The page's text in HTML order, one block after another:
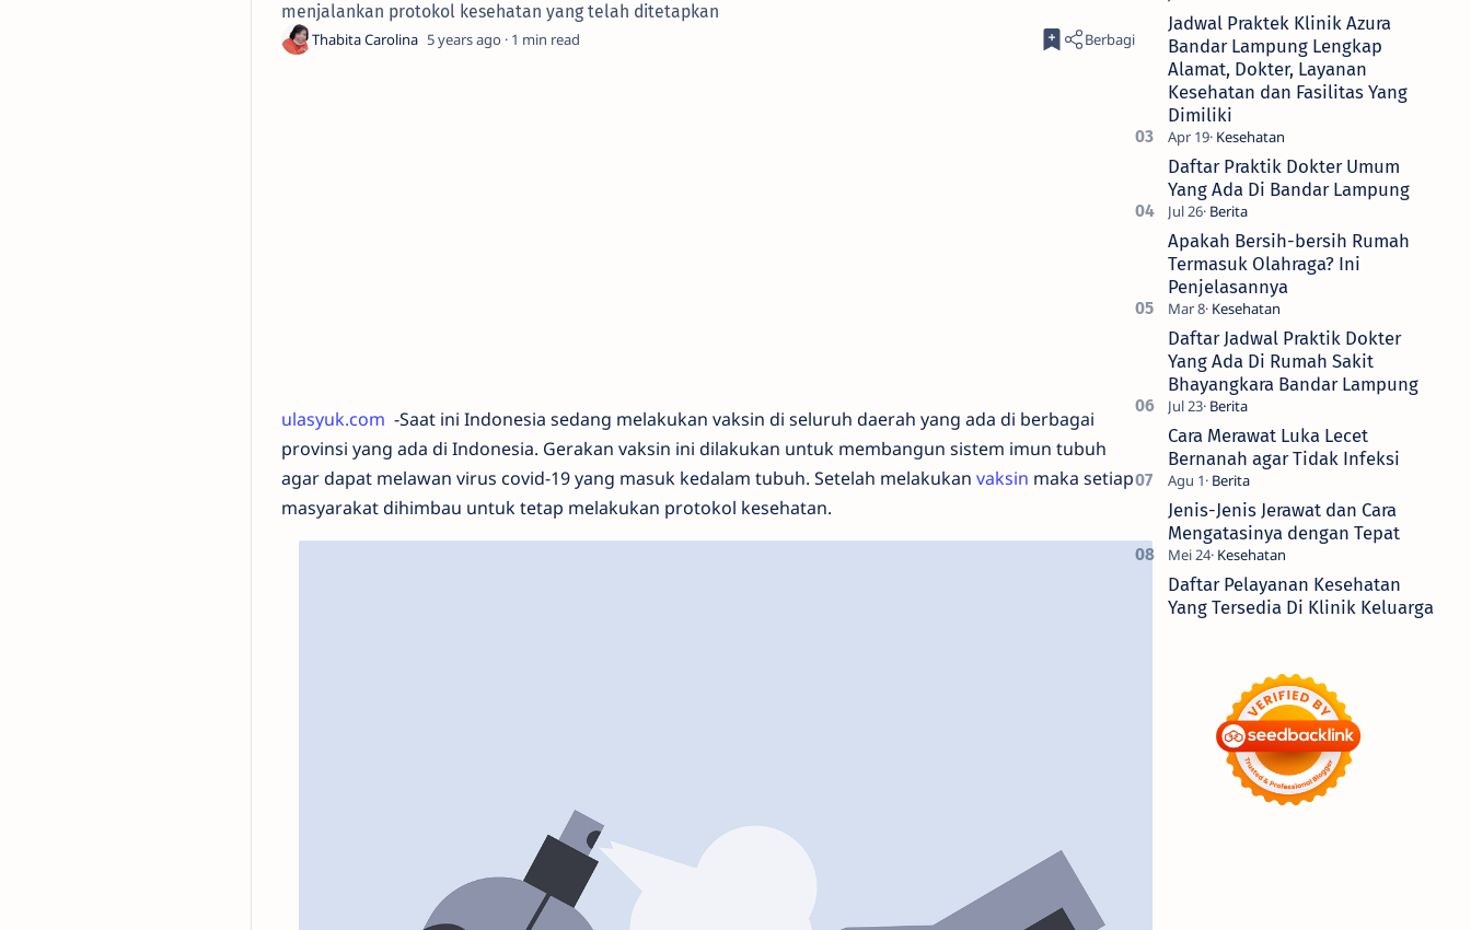
menjalankan protokol kesehatan yang telah ditetapkan
5 years ago 1
ulasyuk.com -Saat ini Indonesia sedang melakukan vaksin di seluruh daerah yang ada di berbagai
provinsi yang ada di Indonesia. Gerakan vaksin ini dilakukan untuk membangun sistem imun tubuh
agar dapat melawan virus covid-19 yang masuk kedalam tubuh. Setelah melakukan vaksin maka setiap
masyarakat dihimbau untuk tetap melakukan protokol kesehatan.
Jadwal Praktek Klinik Azura
Bandar Lampung Lengkap
Alamat, Dokter, Layanan
Kesehatan dan Fasilitas Yang
Dimiliki
Daftar Praktik Dokter Umum
Yang Ada Di Bandar Lampung
Apakah Bersih-bersih Rumah
Termasuk Olahraga? Ini
Penjelasannya
Daftar Jadwal Praktik Dokter
Yang Ada Di Rumah Sakit
Bhayangkara Bandar Lampung
Cara Merawat Luka Lecet
Bernanah agar Tidak Infeksi
Jenis-Jenis Jerawat dan Cara
Mengatasinya dengan Tepat
Daftar Pelayanan Kesehatan
Yang Tersedia Di Klinik Keluarga